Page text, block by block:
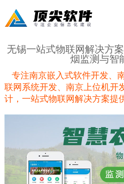
无锡一站式物联网解决方
烟监测与智
专注南京嵌入式软件开发、
联网系统开发、南京上位机开
计，一站式物联网解决方案提